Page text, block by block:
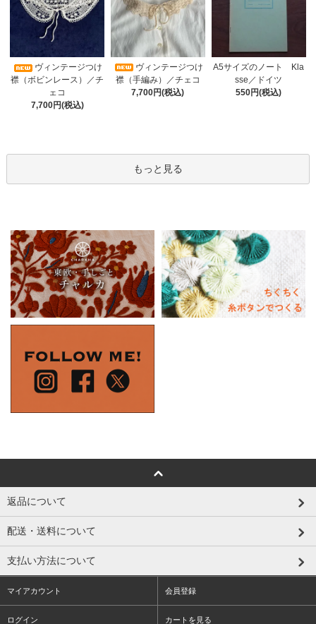
ヴィンテージつけ
襟（ボビンレース）／チ
ェコ
7,700円(税込)
ヴィンテージつけ
襟（手編み）／チェコ
7,700円(税込)
A5サイズのノート Kla
sse／ドイツ
550円(税込)
もっと見る
返品について
配送・送料について
支払い方法について
マイアカウント 会員登録
ログイン カートを見る